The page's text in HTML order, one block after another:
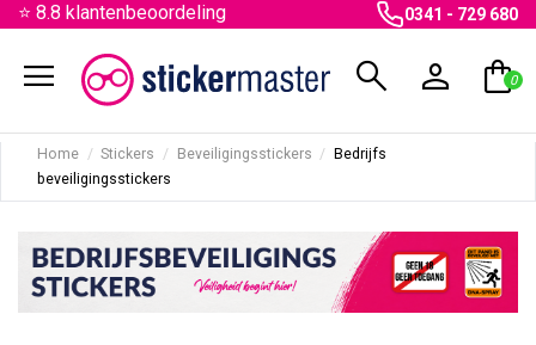
⭐ 8.8 klantenbeoordeling 0341 - 729 680
menu search person shopping_bag
0
Home Stickers Beveiligingsstickers
Bedrijfs
beveiligingsstickers